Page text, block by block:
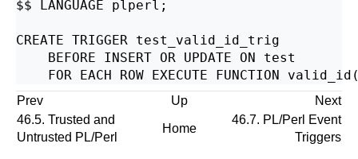
$$ LANGUAGE plperl;
CREATE TRIGGER test_valid_id_trig
    BEFORE INSERT OR UPDATE ON test
Prev Up
Next
46.5. Trusted and
Untrusted PL/Perl
Home
46.7. PL/Perl Event
Triggers